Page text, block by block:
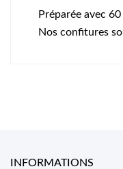
Préparée avec
Nos confitures
INFORMATIONS